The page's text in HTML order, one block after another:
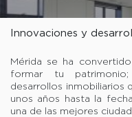
Innovaciones y
Mérida se ha
formar tu
desarrollos inmobiliarios
unos años hasta la
una de las mejores